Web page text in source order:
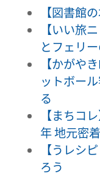
【図書館
【いい旅
とフェリ
【かがや
ットボー
る
【まちコ
年 地元密
【うレシ
ろう